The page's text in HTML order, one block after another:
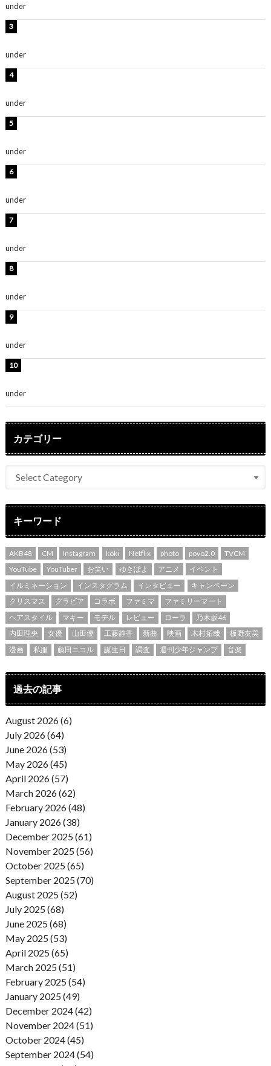
under
under
under
under
under
under
under
under
under
カテゴリー
キーワード
AKB48 CM Instagram koki Netflix photo povo2.0
TVCM
YouTube
YouTuber お笑い ゆきぽよ アニメ
イベント
イルミネーション
インスタグラム インタビュー
キャンペーン
クリスマス
グラビア コラボ ファミマ
ファミリーマート
ヘアスタイル
マギー モデル レビュー ローラ
乃木坂46
内田理央
女優 山田優 工藤静香 新曲 映画 木村拓哉
板野友美
漫画
私服 藤田ニコル 誕生日 調査 週刊少年ジャンプ 音楽
過去の記事
August 2026 (6)
July 2026 (64)
June 2026 (53)
May 2026 (45)
April 2026 (57)
March 2026 (62)
February 2026 (48)
January 2026 (38)
December 2025 (61)
November 2025 (56)
October 2025 (65)
September 2025 (70)
August 2025 (52)
July 2025 (68)
June 2025 (68)
May 2025 (53)
April 2025 (65)
March 2025 (51)
February 2025 (54)
January 2025 (49)
December 2024 (42)
November 2024 (51)
October 2024 (45)
September 2024 (54)